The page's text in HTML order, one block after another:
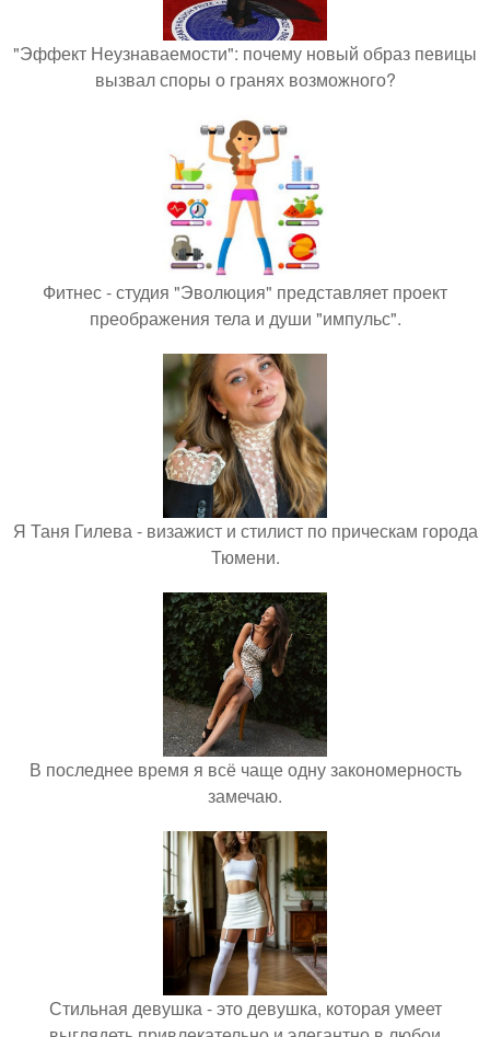
"Эффект Неузнаваемости": почему новый образ певицы
вызвал споры о гранях возможного?
Фитнес - студия "Эволюция" представляет проект
преображения тела и души "импульс".
Я Таня Гилева - визажист и стилист по прическам города
Тюмени.
В последнее время я всё чаще одну закономерность
замечаю.
Стильная девушка - это девушка, которая умеет